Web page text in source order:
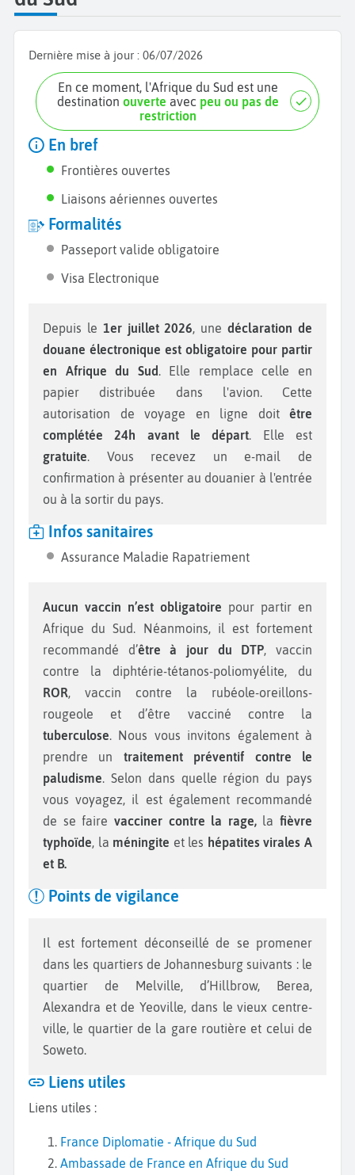
c’est-à-dire le lion, l’éléphant, le rhinocéros, le
Ne quittez pas le territoire sans avoir goûté les
Boerewors, des saucisses de porc, bœuf ou agneau
aux épices ainsi que l’alcool typiquement sud-
africain, l’Amarula, une liqueur à base de crème, de
sucre et de fruits du Marula. Terminez votre voyage
en Afrique du Sud par une escale à Stellenbosch,
pour son bout du monde, où se rejoignent deux
océans avec le célèbre panneau de Cape Point.
Dernière mise à jour : 06/07/2026
En ce moment, l'Afrique du Sud est une
destinationouverte avec peu ou pas de
restriction
En bref
Frontières ouvertes
Liaisons aériennes ouvertes
Formalités
Passeport valide obligatoire
Visa Electronique
Depuis le 1er juillet 2026, unedéclaration de
douane électronique est obligatoire pour partir
en Afrique du Sud. Elle remplace celle en
papier distribuée dans l'avion. Cette
autorisation de voyage en ligne doit être
complétée 24h avant le départ. Elle est
gratuite. Vous recevez un e-mail de
confirmation à présenter au douanier à l'entrée
ou à la sortir du pays.
Infos sanitaires
Assurance Maladie Rapatriement
Aucun vaccin n’est obligatoire pour partir en
Afrique du Sud. Néanmoins, il est fortement
recommandé d’être à jour du DTP, vaccin
contre la diphtérie-tétanos-poliomyélite, du
ROR, vaccin contre la rubéole-oreillons-
rougeole et d’être vacciné contre la
tuberculose. Nous vous invitons également à
prendre un traitement préventif contre le
paludisme. Selon dans quelle région du pays
vous voyagez, il est également recommandé
de se faire vacciner contre la rage, la fièvre
typhoïde, la méningite et les hépatites virales A
et B.
Points de vigilance
Il est fortement déconseillé de se promener
dans les quartiers de Johannesburg suivants : le
quartier de Melville, d’Hillbrow, Berea,
Alexandra et de Yeoville, dans le vieux centre-
ville, le quartier de la gare routière et celui de
Soweto.
Liens utiles
Liens utiles :
France Diplomatie - Afrique du Sud
Ambassade de France en Afrique du Sud